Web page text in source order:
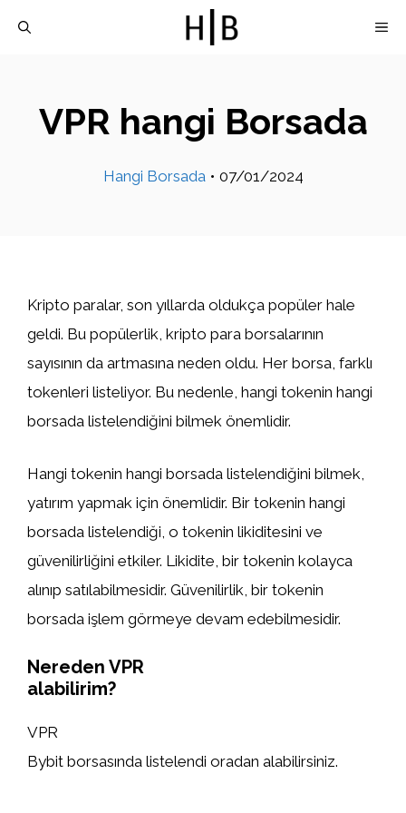
VPR hangi Borsada
Hangi Borsada • 07/01/2024
Kripto paralar, son yıllarda oldukça popüler hale
geldi. Bu popülerlik, kripto para borsalarının
sayısının da artmasına neden oldu. Her borsa, farklı
tokenleri listeliyor. Bu nedenle, hangi tokenin hangi
borsada listelendiğini bilmek önemlidir.
Hangi tokenin hangi borsada listelendiğini bilmek,
yatırım yapmak için önemlidir. Bir tokenin hangi
borsada listelendiği, o tokenin likiditesini ve
güvenilirliğini etkiler. Likidite, bir tokenin kolayca
alınıp satılabilmesidir. Güvenilirlik, bir tokenin
borsada işlem görmeye devam edebilmesidir.
Nereden VPR
alabilirim?
VPR
Bybit borsasında listelendi oradan alabilirsiniz.